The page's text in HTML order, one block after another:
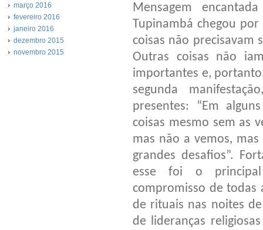
março 2016
fevereiro 2016
janeiro 2016
dezembro 2015
novembro 2015
Mensagem
Tupinambá chegou
coisas não precisavam
Outras coisas não
importantes e,
segunda
presentes: “Em
coisas mesmo sem as
mas não a vemos,
grandes desafios”.
esse foi o principal
compromisso de todas
de rituais nas noites
de lideranças